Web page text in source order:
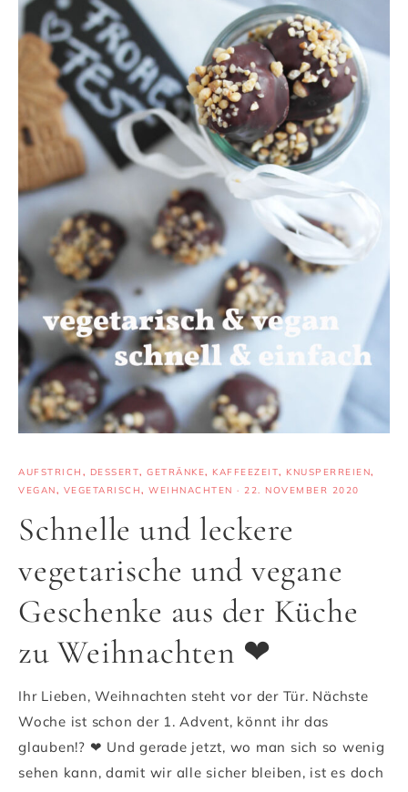
AUFSTRICH , DESSERT, GETRÄNKE, KAFFEEZEIT, KNUSPERREIEN,
VEGAN, VEGETARISCH, WEIHNACHTEN · 22. NOVEMBER 2020
Schnelle und leckere
vegetarische und vegane
Geschenke aus der Küche
zu Weihnachten ❤
Ihr Lieben, Weihnachten steht vor der Tür. Nächste
Woche ist schon der 1. Advent, könnt ihr das
glauben!? ❤ Und gerade jetzt, wo man sich so wenig
sehen kann, damit wir alle sicher bleiben, ist es doch